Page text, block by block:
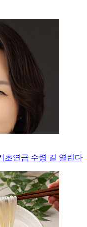
초연금 수령 길 열린다